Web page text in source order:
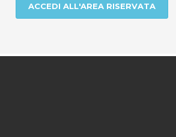
ACCEDI ALL'AREA RISERVATA